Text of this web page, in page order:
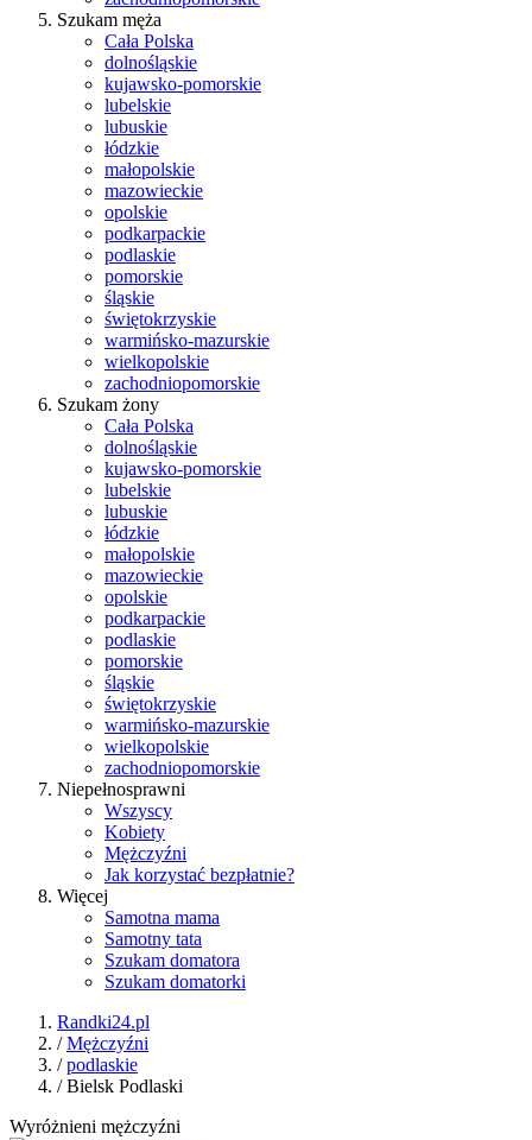
Szukam męża
Cała Polska
dolnośląskie
kujawsko-pomorskie
lubelskie
lubuskie
łódzkie
małopolskie
mazowieckie
opolskie
podkarpackie
podlaskie
pomorskie
śląskie
świętokrzyskie
warmińsko-mazurskie
wielkopolskie
zachodniopomorskie
Szukam żony
Cała Polska
dolnośląskie
kujawsko-pomorskie
lubelskie
lubuskie
łódzkie
małopolskie
mazowieckie
opolskie
podkarpackie
podlaskie
pomorskie
śląskie
świętokrzyskie
warmińsko-mazurskie
wielkopolskie
zachodniopomorskie
Niepełnosprawni
Wszyscy
Kobiety
Mężczyźni
Jak korzystać bezpłatnie?
Więcej
Samotna mama
Samotny tata
Szukam domatora
Szukam domatorki
Randki24.pl
/Mężczyźni
/podlaskie
/ Bielsk Podlaski
Wyróżnieni mężczyźni